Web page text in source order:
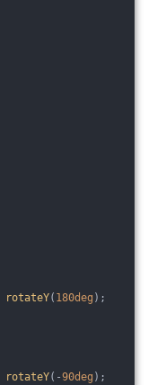
rotateY( 180deg );
rotateY(-90deg );